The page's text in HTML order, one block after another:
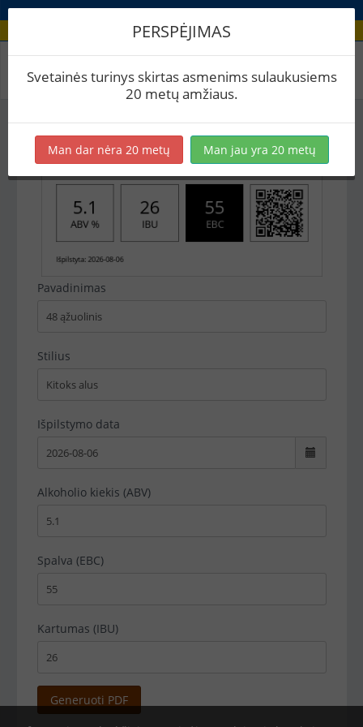
Recepto etikečių spausdinimas
Pavadinimas
Stilius
Išpilstymo data
Alkoholio kiekis (ABV)
Spalva (EBC)
Kartumas (IBU)
Generuoti PDF
PERSPĖJIMAS
Svetainės turinys skirtas asmenims sulaukusiems
20 metų amžiaus.
Man dar nėra 20 metų Man jau yra 20 metų